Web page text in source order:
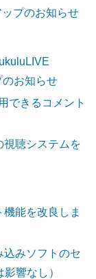
プのお知らせ
のお知らせ
できるコメント
視聴システムを
機能を改良しま
込みソフトのセ
響なし）